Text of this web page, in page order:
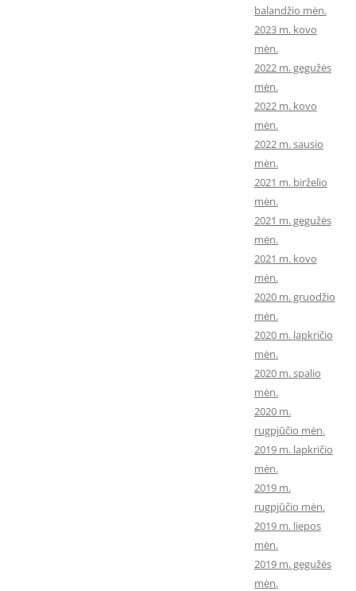
balandžio mėn.
2023 m. kovo
mėn.
2022 m. gegužės
mėn.
2022 m. kovo
mėn.
2022 m. sausio
mėn.
2021 m. birželio
mėn.
2021 m. gegužės
mėn.
2021 m. kovo
mėn.
2020 m. gruodžio
mėn.
2020 m. lapkričio
mėn.
2020 m. spalio
mėn.
2020 m.
rugpjūčio mėn.
2019 m. lapkričio
mėn.
2019 m.
rugpjūčio mėn.
2019 m. liepos
mėn.
2019 m. gegužės
mėn.